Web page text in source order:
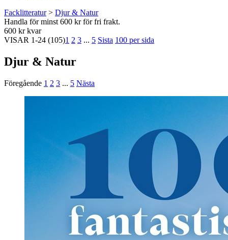
Facklitteratur> Djur & Natur
Handla för minst 600 kr för fri frakt.
600 kr kvar
VISAR 1-24 (105)1 2 3 ... 5 Sista 100 per sida
Djur & Natur
Föregående 1 2 3 ... 5 Nästa